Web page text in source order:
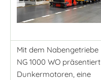
Mit dem Nabengetriebe
NG 1000 WO präsentiert
Dunkermotoren, eine